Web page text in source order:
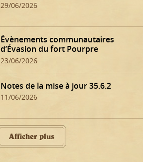
29/06/2026
Évènements communautaires
d’Évasion du fort Pourpre
23/06/2026
Notes de la mise à jour 35.6.2
11/06/2026
Afficher plus